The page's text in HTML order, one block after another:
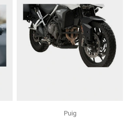
Puig